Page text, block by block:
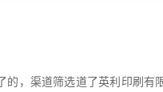
，渠道筛选道了英利印刷有